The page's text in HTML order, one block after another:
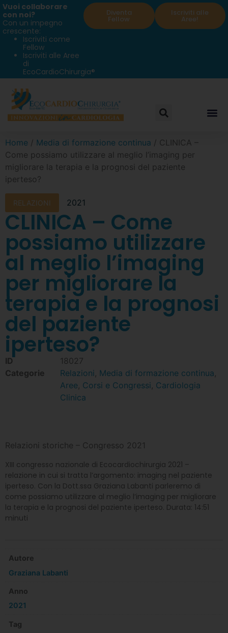
Vuoi collaborare
con noi?
Con un impegno
crescente:
Iscriviti come
Fellow
Iscriviti alle Aree
di
EcoCardioChirurgia®
Diventa
Fellow
Iscriviti alle
Aree!
Home / Media di formazione continua / CLINICA –
Come possiamo utilizzare al meglio l’imaging per
migliorare la terapia e la prognosi del paziente
iperteso?
RELAZIONI 2021
CLINICA – Come
possiamo utilizzare
al meglio l’imaging
per migliorare la
terapia e la prognosi
del paziente
iperteso?
ID
18027
Categorie
Relazioni, Media di formazione continua,
Aree, Corsi e Congressi, Cardiologia
Clinica
Relazioni storiche – Congresso 2021
XIII congresso nazionale di Ecocardiochirurgia 2021 –
relazione in cui si tratta l’argomento: imaging nel paziente
iperteso. Con la Dott.ssa Graziana Labanti parleremo di
come possiamo utilizzare al meglio l’imaging per migliorare
la terapia e la prognosi del paziente iperteso. Durata: 14:51
minuti
Autore
Graziana Labanti
Anno
2021
Tag